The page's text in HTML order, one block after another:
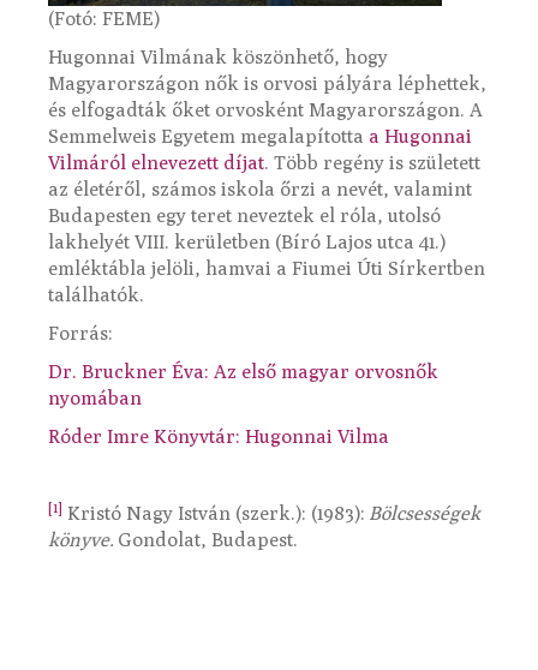
(Fotó: FEME)
Hugonnai Vilmának köszönhető, hogy
Magyarországon nők is orvosi pályára léphettek,
és elfogadták őket orvosként Magyarországon. A
Semmelweis Egyetem megalapította a Hugonnai
Vilmáról elnevezett díjat. Több regény is született
az életéről, számos iskola őrzi a nevét, valamint
Budapesten egy teret neveztek el róla, utolsó
lakhelyét VIII. kerületben (Bíró Lajos utca 41.)
emléktábla jelöli, hamvai a Fiumei Úti Sírkertben
találhatók.
Forrás:
Dr. Bruckner Éva: Az első magyar orvosnők
nyomában
Róder Imre Könyvtár: Hugonnai Vilma
[1] Kristó Nagy István (szerk.): (1983): Bölcsességek
könyve. Gondolat, Budapest.